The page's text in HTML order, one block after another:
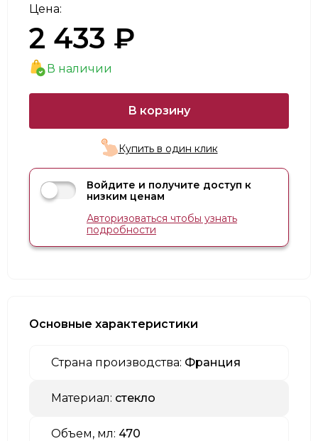
Цена:
2 433 ₽
В наличии
В корзину
Купить в один клик
Войдите и получите доступ к
низким ценам
Авторизоваться чтобы узнать
подробности
Основные характеристики
Страна производства: Франция
Материал: стекло
Объем, мл: 470